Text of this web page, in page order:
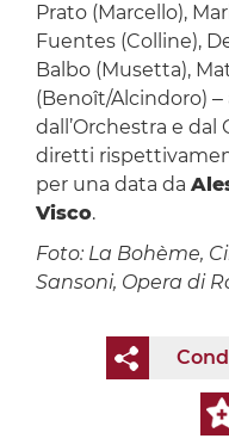
Prato (Marcello),
Fuentes (Colline),
Balbo (Musetta),
(Benoît/Alcindoro)
dall’Orchestra e dal
diretti
per una data da
Visco.
Foto: La Bohème,
Sansoni, Opera di